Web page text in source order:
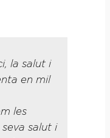
la salut i
en mil
les
salut i